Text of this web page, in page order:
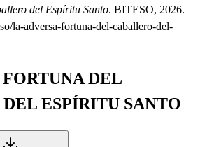
del Espíritu Santo. BITESO, 2026.
la-adversa-fortuna-del-caballero-del-
DEL
ESPÍRITU SANTO